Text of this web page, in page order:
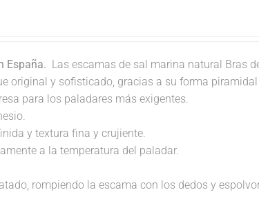
España. Las escamas de sal marina natural Bras
original y sofisticado, gracias a su forma
para los paladares más exigentes.
y textura fina y crujiente.
a la temperatura del paladar.
rompiendo la escama con los dedos y